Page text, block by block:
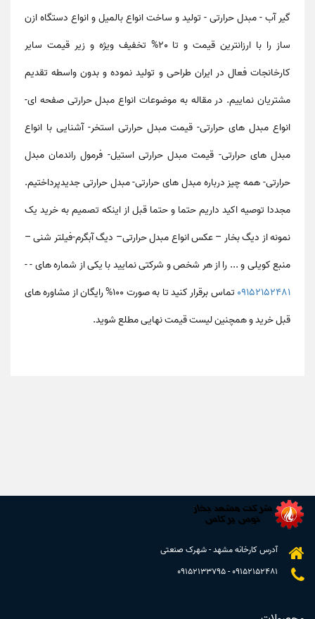
گیر آب - مبدل حرارتی - تولید و ساخت انواع بالمیل و انواع دستگاه ازن
ساز را با ارزانترین قیمت و تا 20% تخفیف ویژه و زیر قیمت سایر
کارخانجات فعال در ایران طراحی و تولید نموده و بدون واسطه تقدیم
مشتریان نماییم. در مقاله به موضوعات انواع مبدل حرارتی صفحه ای-
انواع مبدل های حرارتی- قیمت مبدل حرارتی استخر- آشنایی با انواع
مبدل های حرارتی- قیمت مبدل حرارتی استیل- فرمول راندمان مبدل
حرارتی- همه چیز درباره مبدل های حرارتی- مبدل حرارتی جدیدپرداختیم.
مجددا توصیه اکید داریم حتما و حتما قبل از اینکه تصمیم به خرید یک
نمونه از دیگ بخار – عکس انواع مبدل حرارتی– دیگ آبگرم-فیلتر شنی –
منبع کویلی و ... را از هر شخص و شرکتی نمایید با یکی از شماره های - -
09152152481
تماس برقرار کنید تا به صورت 100% رایگان از مشاوره های
قبل خرید و همچنین لیست قیمت نهایی مطلع شوید.
آدرس کارخانه مشهد - شهرک صنعتی
09152152481
-
09152133795